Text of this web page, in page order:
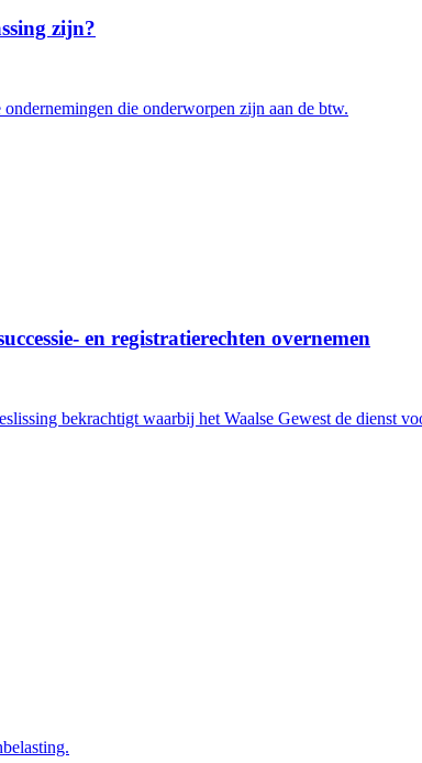
zijn?
die onderworpen zijn aan de btw.
en registratierechten overnemen
bekrachtigt waarbij het Waalse Gewest de dienst